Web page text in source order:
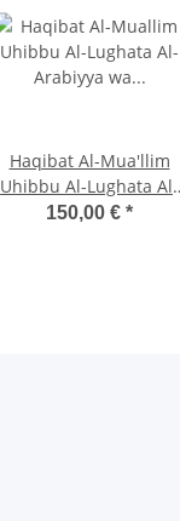
Haqibat Al-Mua'llim
Uhibbu Al-Lughata Al-
'Arabiyya wa
150,00 € *